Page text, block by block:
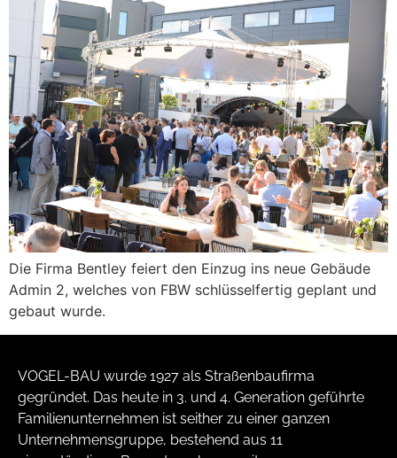
Die Firma Bentley feiert den Einzug ins neue Gebäude
Admin 2, welches von FBW schlüsselfertig geplant und
gebaut wurde.
VOGEL-BAU wurde 1927 als Straßenbaufirma
gegründet. Das heute in 3. und 4. Generation geführte
Familienunternehmen ist seither zu einer ganzen
Unternehmensgruppe, bestehend aus 11